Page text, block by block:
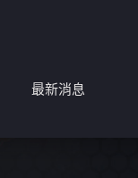
最新消息